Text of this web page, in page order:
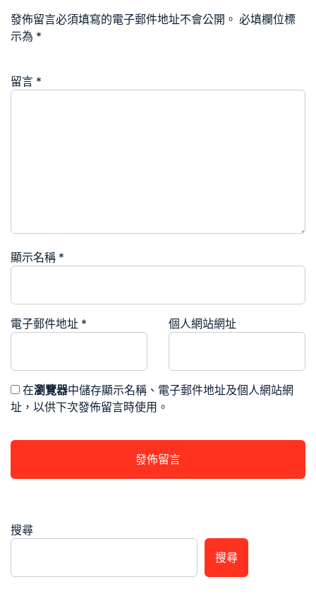
發佈留言必須填寫的電子郵件地址不會公開。 必填欄位標
示為 *
留言 *
顯示名稱 *
電子郵件地址 * 個人網站網址
在瀏覽器中儲存顯示名稱、電子郵件地址及個人網站網
址，以供下次發佈留言時使用。
搜尋
搜尋